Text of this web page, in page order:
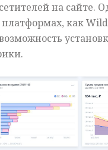
на сайте.
как